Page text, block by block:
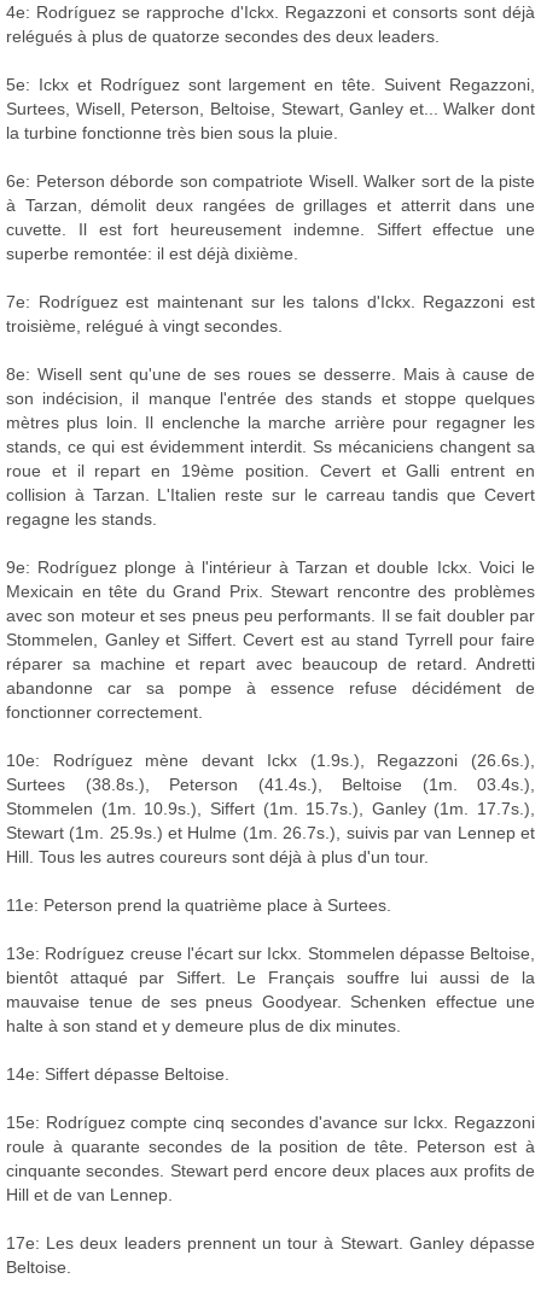
4e: Rodríguez se rapproche d'Ickx. Regazzoni et consorts sont déjà
relégués à plus de quatorze secondes des deux leaders.
5e: Ickx et Rodríguez sont largement en tête. Suivent Regazzoni,
Surtees, Wisell, Peterson, Beltoise, Stewart, Ganley et... Walker dont
la turbine fonctionne très bien sous la pluie.
6e: Peterson déborde son compatriote Wisell. Walker sort de la piste
à Tarzan, démolit deux rangées de grillages et atterrit dans une
cuvette. Il est fort heureusement indemne. Siffert effectue une
superbe remontée: il est déjà dixième.
7e: Rodríguez est maintenant sur les talons d'Ickx. Regazzoni est
troisième, relégué à vingt secondes.
8e: Wisell sent qu'une de ses roues se desserre. Mais à cause de
son indécision, il manque l'entrée des stands et stoppe quelques
mètres plus loin. Il enclenche la marche arrière pour regagner les
stands, ce qui est évidemment interdit. Ss mécaniciens changent sa
roue et il repart en 19ème position. Cevert et Galli entrent en
collision à Tarzan. L'Italien reste sur le carreau tandis que Cevert
regagne les stands.
9e: Rodríguez plonge à l'intérieur à Tarzan et double Ickx. Voici le
Mexicain en tête du Grand Prix. Stewart rencontre des problèmes
avec son moteur et ses pneus peu performants. Il se fait doubler par
Stommelen, Ganley et Siffert. Cevert est au stand Tyrrell pour faire
réparer sa machine et repart avec beaucoup de retard. Andretti
abandonne car sa pompe à essence refuse décidément de
fonctionner correctement.
10e: Rodríguez mène devant Ickx (1.9s.), Regazzoni (26.6s.),
Surtees (38.8s.), Peterson (41.4s.), Beltoise (1m. 03.4s.),
Stommelen (1m. 10.9s.), Siffert (1m. 15.7s.), Ganley (1m. 17.7s.),
Stewart (1m. 25.9s.) et Hulme (1m. 26.7s.), suivis par van Lennep et
Hill. Tous les autres coureurs sont déjà à plus d'un tour.
11e: Peterson prend la quatrième place à Surtees.
13e: Rodríguez creuse l'écart sur Ickx. Stommelen dépasse Beltoise,
bientôt attaqué par Siffert. Le Français souffre lui aussi de la
mauvaise tenue de ses pneus Goodyear. Schenken effectue une
halte à son stand et y demeure plus de dix minutes.
14e: Siffert dépasse Beltoise.
15e: Rodríguez compte cinq secondes d'avance sur Ickx. Regazzoni
roule à quarante secondes de la position de tête. Peterson est à
cinquante secondes. Stewart perd encore deux places aux profits de
Hill et de van Lennep.
17e: Les deux leaders prennent un tour à Stewart. Ganley dépasse
Beltoise.